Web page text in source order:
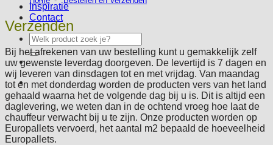
Inspiratie
Contact
Zoeken
naar:
Verzenden
Bij het afrekenen van uw bestelling kunt u gemakkelijk zelf
uw gewenste leverdag doorgeven. De levertijd is 7 dagen en
wij leveren van dinsdagen tot en met vrijdag. Van maandag
tot en met donderdag worden de producten vers van het land
gehaald waarna het de volgende dag bij u is. Dit is altijd een
daglevering, we weten dan in de ochtend vroeg hoe laat de
chauffeur verwacht bij u te zijn. Onze producten worden op
Europallets vervoerd, het aantal m2 bepaald de hoeveelheid
Europallets.